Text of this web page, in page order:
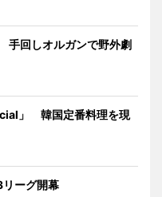
回しオルガンで野外劇
」 韓国定番料理を現
ーグ開幕